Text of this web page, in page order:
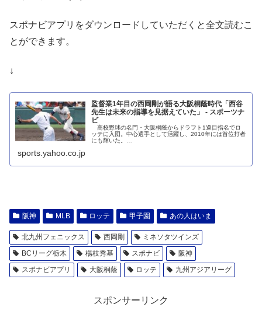
スポナビアプリをダウンロードしていただくと全文読むこ
とができます。
↓
監督業1年目の西岡剛が語る大阪桐蔭時代「西谷
先生は未来の指導を見据えていた」 - スポーツナ
ビ
高校野球の名門・大阪桐蔭からドラフト1巡目指名でロ
ッテに入団。中心選手として活躍し、2010年には首位打者
にも輝いた。…
sports.yahoo.co.jp
阪神 MLB ロッテ 甲子園 あの人はいま
北九州フェニックス 西岡剛
ミネソタツインズ
BCリーグ栃木
楊枝秀基 スポナビ
阪神
スポナビアプリ
大阪桐蔭 ロッテ 九州アジアリーグ
スポンサーリンク